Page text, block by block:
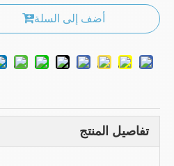
أضف إلى السلة
تفاصيل المنتج